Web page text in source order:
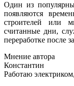
Один из
появляются
строителей или
считанные дни,
переработке после
Мнение автора
Константин
Работаю